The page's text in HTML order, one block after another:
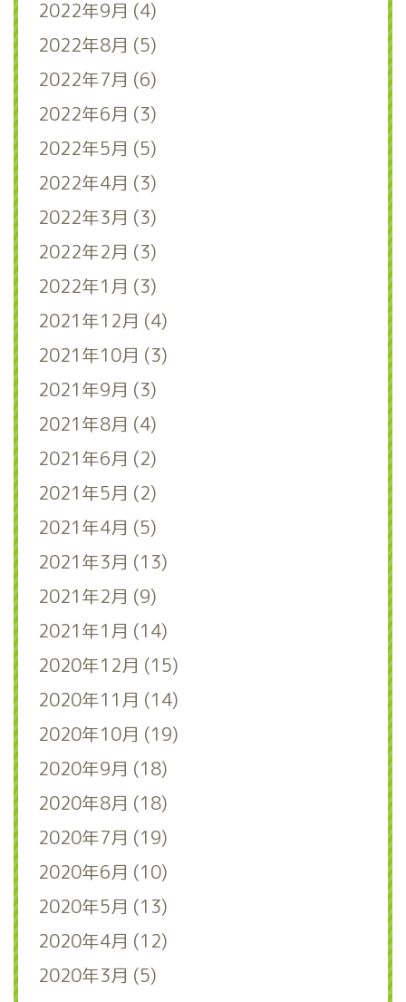
2022年9月 (4)
2022年8月 (5)
2022年7月 (6)
2022年6月 (3)
2022年5月 (5)
2022年4月 (3)
2022年3月 (3)
2022年2月 (3)
2022年1月 (3)
2021年12月 (4)
2021年10月 (3)
2021年9月 (3)
2021年8月 (4)
2021年6月 (2)
2021年5月 (2)
2021年4月 (5)
2021年3月 (13)
2021年2月 (9)
2021年1月 (14)
2020年12月 (15)
2020年11月 (14)
2020年10月 (19)
2020年9月 (18)
2020年8月 (18)
2020年7月 (19)
2020年6月 (10)
2020年5月 (13)
2020年4月 (12)
2020年3月 (5)